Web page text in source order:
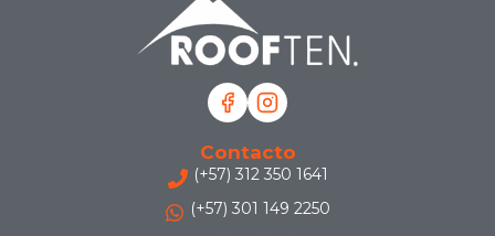
Contacto
(+57) 312 350 1641
(+57) 301 149 2250